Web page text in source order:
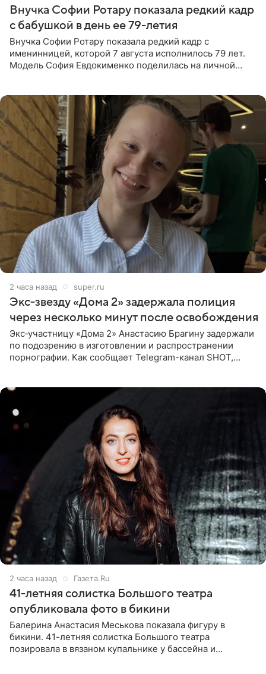
Внучка Софии Ротару показала редкий кадр
с бабушкой в день ее 79-летия
Внучка Софии Ротару показала редкий кадр с
именинницей, которой 7 августа исполнилось 79 лет.
Модель София Евдокименко поделилась на личной
2 часа назад super.ru
Экс‑звезду «Дома 2» задержала полиция
через несколько минут после освобождения
Экс‑участницу «Дома 2» Анастасию Брагину задержали
по подозрению в изготовлении и распространении
порнографии. Как сообщает Telegram-канал SHOT,
2 часа назад Газета.Ru
41-летняя солистка Большого театра
опубликовала фото в бикини
Балерина Анастасия Меськова показала фигуру в
бикини. 41-летняя солистка Большого театра
позировала в вязаном купальнике у бассейна и